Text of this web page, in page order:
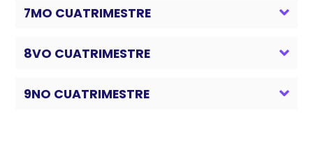
7MO CUATRIMESTRE
8VO CUATRIMESTRE
9NO CUATRIMESTRE